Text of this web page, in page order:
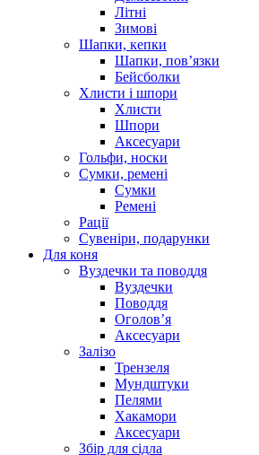
Літні
Зимові
Шапки, кепки
Шапки, пов’язки
Бейсболки
Хлисти і шпори
Хлисти
Шпори
Аксесуари
Гольфи, носки
Сумки, ремені
Сумки
Ремені
Рації
Сувеніри, подарунки
Для коня
Вуздечки та поводдя
Вуздечки
Поводдя
Оголов’я
Аксесуари
Залізо
Трензеля
Мундштуки
Пелями
Хакамори
Аксесуари
Збір для сідла